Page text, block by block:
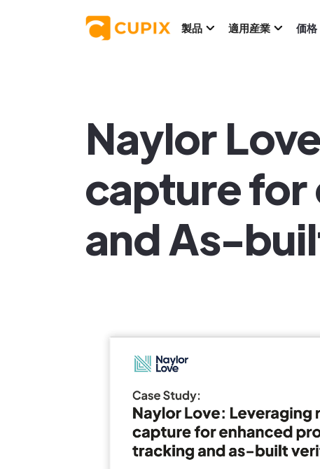
製品 適用産業 価格
Naylor
capture
and As-